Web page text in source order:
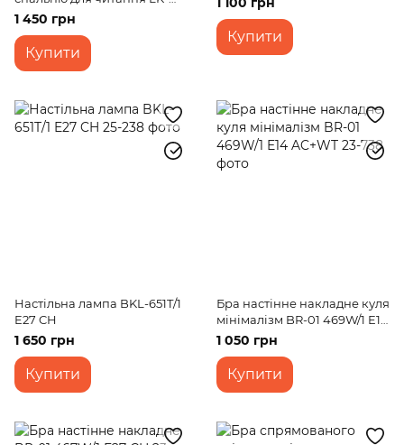
638W/1 E27 CH
1 450 грн
Купити
Купити
Настільна лампа BKL-651T/1
E27 CH
1 650 грн
Купити
Бра настінне накладне куля
мінімалізм BR-01 469W/1 E14
AC+WT
1 050 грн
Купити